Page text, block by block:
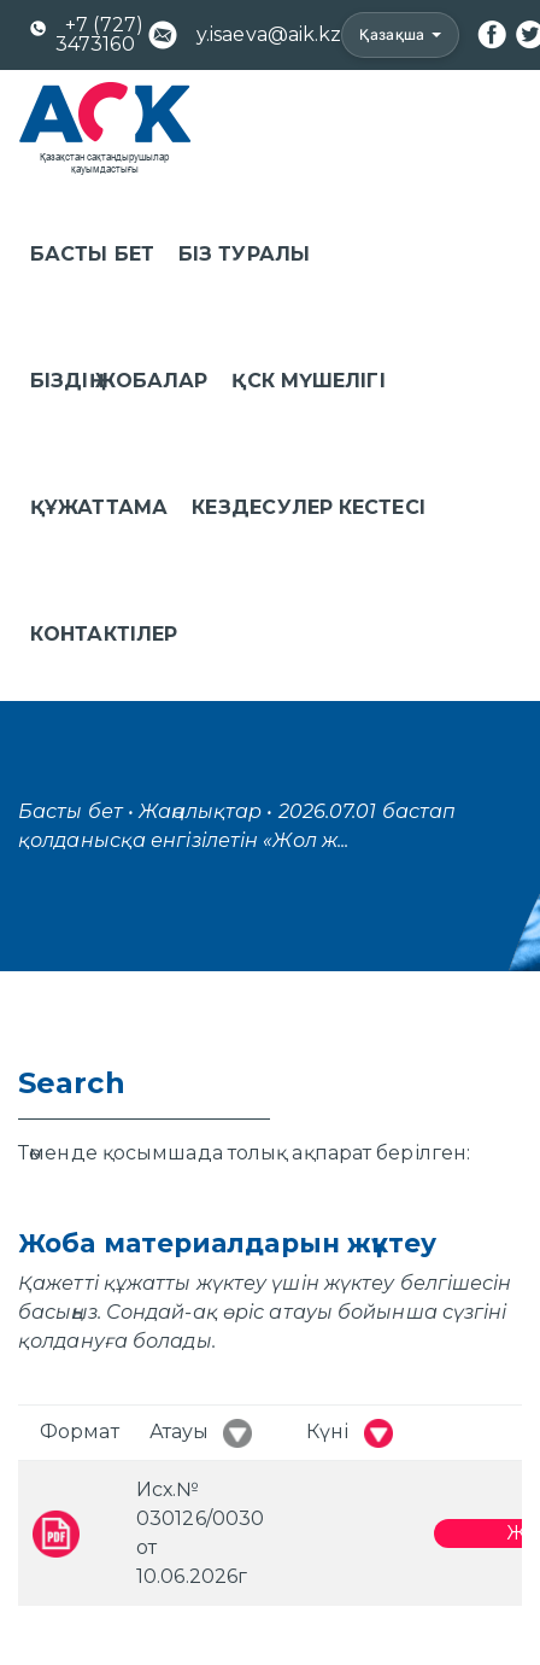
+7 (727)
3473160
y.isaeva@aik.kz Қазақша
БАСТЫ БЕТ БІЗ ТУРАЛЫ
БІЗДІҢ ЖОБАЛАР ҚСК МҮШЕЛІГІ
ҚҰЖАТТАМА КЕЗДЕСУЛЕР КЕСТЕСІ
КОНТАКТІЛЕР
Басты бет • Жаңалықтар • 2026.07.01 бастап
қолданысқа енгізілетін «Жол ж...
Search
Төменде қосымшада толық ақпарат берілген:
Жоба материалдарын жүктеу
Қажетті құжатты жүктеу үшін жүктеу белгішесін
басыңыз. Сондай-ақ өріс атауы бойынша сүзгіні
қолдануға болады.
Формат Атауы Күні
Исх.№
030126/0030
от
10.06.2026г